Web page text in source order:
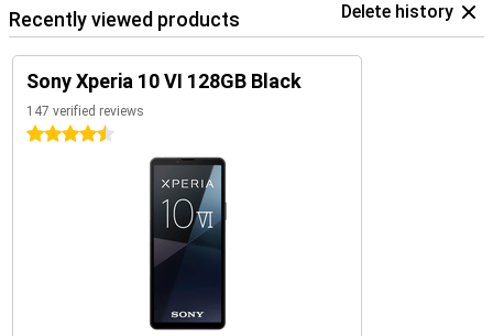
Recently viewed products Delete history
Sony Xperia 10 VI 128GB Black
147 verified reviews
4.5 stars